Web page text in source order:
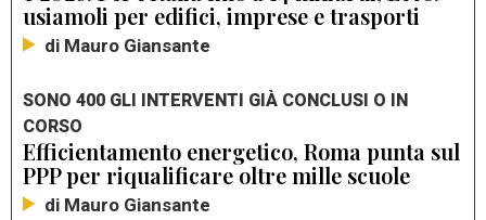
usiamoli per edifici, imprese e trasporti
di Mauro Giansante
SONO 400 GLI INTERVENTI GIÀ CONCLUSI O IN
CORSO
Efficientamento energetico, Roma punta sul
PPP per riqualificare oltre mille scuole
di Mauro Giansante